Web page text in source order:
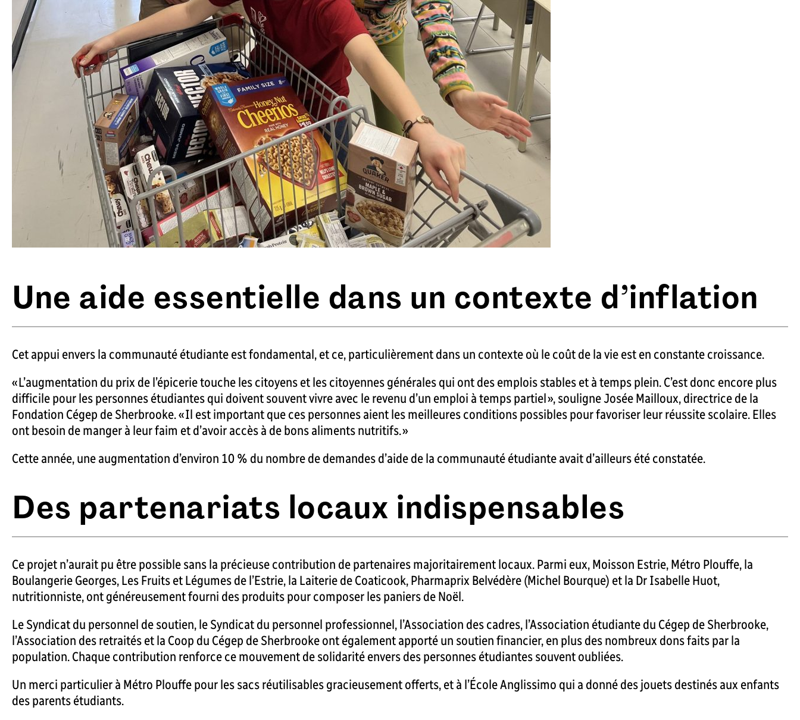
Une aide essentielle dans un contexte d’inflation
Cet appui envers la communauté étudiante est fondamental, et ce, particulièrement dans un contexte où le coût de la vie est en constante croissance.
« L’augmentation du prix de l’épicerie touche les citoyens et les citoyennes générales qui ont des emplois stables et à temps plein. C’est donc encore plus
difficile pour les personnes étudiantes qui doivent souvent vivre avec le revenu d’un emploi à temps partiel », souligne Josée Mailloux, directrice de la
Fondation Cégep de Sherbrooke. « Il est important que ces personnes aient les meilleures conditions possibles pour favoriser leur réussite scolaire. Elles
ont besoin de manger à leur faim et d’avoir accès à de bons aliments nutritifs. »
Cette année, une augmentation d’environ 10 % du nombre de demandes d’aide de la communauté étudiante avait d’ailleurs été constatée.
Des partenariats locaux indispensables
Ce projet n’aurait pu être possible sans la précieuse contribution de partenaires majoritairement locaux.Parmi eux, Moisson Estrie, Métro Plouffe, la
Boulangerie Georges, Les Fruits et Légumes de l’Estrie, la Laiterie de Coaticook, Pharmaprix Belvédère (Michel Bourque) et la Dr Isabelle Huot,
nutritionniste, ont généreusement fourni des produits pour composer les paniers de Noël.
Le Syndicat du personnel de soutien, le Syndicat du personnel professionnel, l’Association des cadres, l’Association étudiante du Cégep de Sherbrooke,
l’Association des retraités et la Coop du Cégep de Sherbrooke ont également apporté un soutien financier, en plus des nombreux dons faits par la
population. Chaque contribution renforce ce mouvement de solidarité envers des personnes étudiantes souvent oubliées.
Un merci particulier à Métro Plouffe pour les sacs réutilisables gracieusement offerts, et à l’École Anglissimo qui a donné des jouets destinés aux enfants
des parents étudiants.